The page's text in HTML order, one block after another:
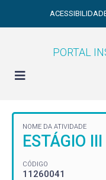
PORTAL
NOME DA ATIVIDADE
ESTÁGIO III
CÓDIGO
11260041